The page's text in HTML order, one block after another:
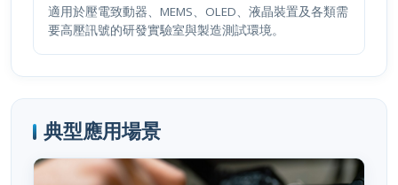
適用於壓電致動器、MEMS、OLED、液晶裝置及各類需
要高壓訊號的研發實驗室與製造測試環境。
典型應用場景